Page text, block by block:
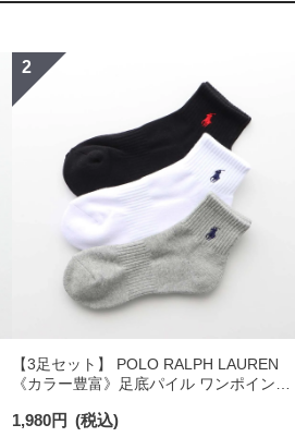
【3足セット】 POLO RALPH LAUREN
《カラー豊富》足底パイル ワンポイント
ンズ 92009604
1,980円 (税込)